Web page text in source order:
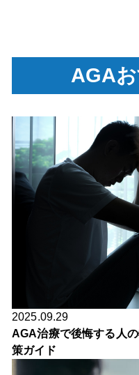
AGA
2025.09.29
AGA治療で後悔する人
策ガイド